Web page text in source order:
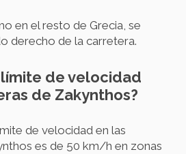
en el resto de Grecia, se
derecho de la carretera.
límite de velocidad
de Zakynthos?
de velocidad en las
es de 50 km/h en zonas